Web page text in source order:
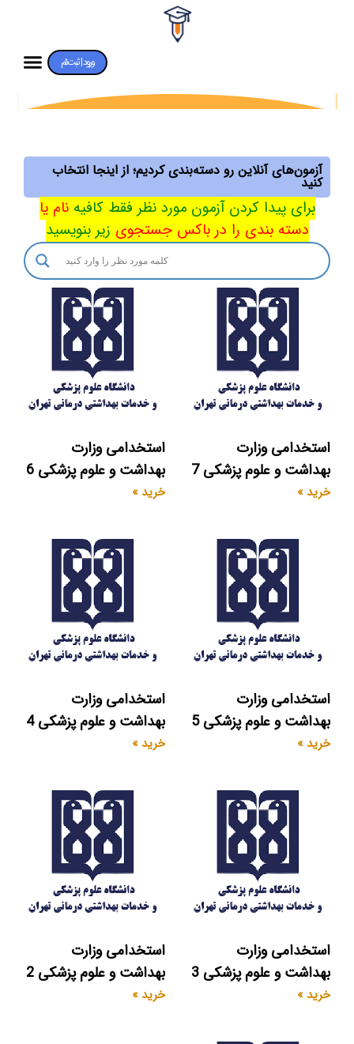
ورود | ثبت‌نام
آزمون‌های آنلاین رو دسته‌بندی کردیم؛ از اینجا انتخاب
کنید
برای پیدا کردن آزمون مورد نظر فقط کافیهنام یا
دسته بندی را در باکس جستجوی زیر بنویسید
استخدامی وزارت
بهداشت و علوم پزشکی 7
خرید »
استخدامی وزارت
بهداشت و علوم پزشکی 6
خرید »
استخدامی وزارت
بهداشت و علوم پزشکی 5
خرید »
استخدامی وزارت
بهداشت و علوم پزشکی 4
خرید »
استخدامی وزارت
بهداشت و علوم پزشکی 3
خرید »
استخدامی وزارت
بهداشت و علوم پزشکی 2
خرید »